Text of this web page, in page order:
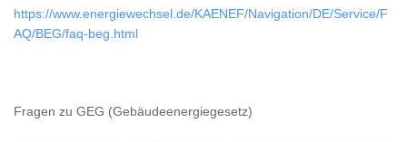
https://www.energiewechsel.de/KAENEF/Navigation/DE/Service/F
AQ/BEG/faq-beg.html
Fragen zu GEG (Gebäudeenergiegesetz)